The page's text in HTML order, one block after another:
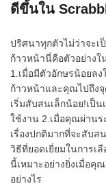
ดีขึ้นใน
ปริศนาทุกตัวไม่ว่าจะ
ก้าวหน้านี่คือตัวอย่างใ
1.เมื่อมีตัวอักษรน้อยลง
ก้าวหน้าและคุณไปถึง
เริ่มสับสนเล็กน้อย!เป็น
ใช้งาน 2.เมื่อคุณผ่านร
เรื่องปกติมากที่จะสับส
วิธีที่ยอดเยี่ยมในการเ
นี้เหมาะอย่างยิ่งเมื่อคุ
อย่างไร